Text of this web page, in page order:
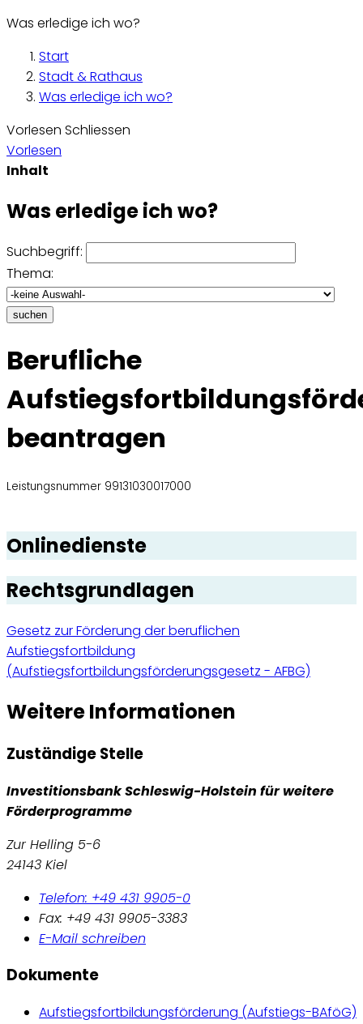
Was erledige ich wo?
Start
Stadt & Rathaus
Was erledige ich wo?
Vorlesen Schliessen
Vorlesen
Inhalt
Was erledige ich wo?
Suchbegriff:
Thema:
suchen
Berufliche
beantragen
Leistungsnummer 99131030017000
Onlinedienste
Rechtsgrundlagen
Gesetz zur Förderung der beruflichen
Aufstiegsfortbildung
(Aufstiegsfortbildungsförderungsgesetz - AFBG)
Weitere Informationen
Zuständige Stelle
Investitionsbank Schleswig-Holstein für weitere
Förderprogramme
Zur Helling 5-6
24143 Kiel
Telefon: +49 431 9905-0
Fax: +49 431 9905-3383
E-Mail schreiben
Dokumente
Aufstiegsfortbildungsförderung (Aufstiegs-BAföG)